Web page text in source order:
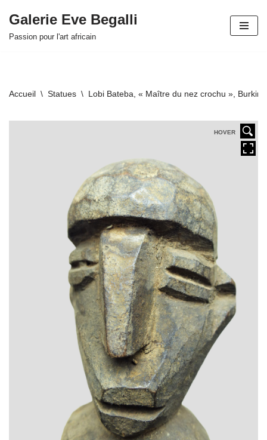
Aller
Galerie Eve Begalli
Passion pour l'art africain
Accueil \ Statues \ Lobi Bateba, « Maître du nez crochu »,
HOVER